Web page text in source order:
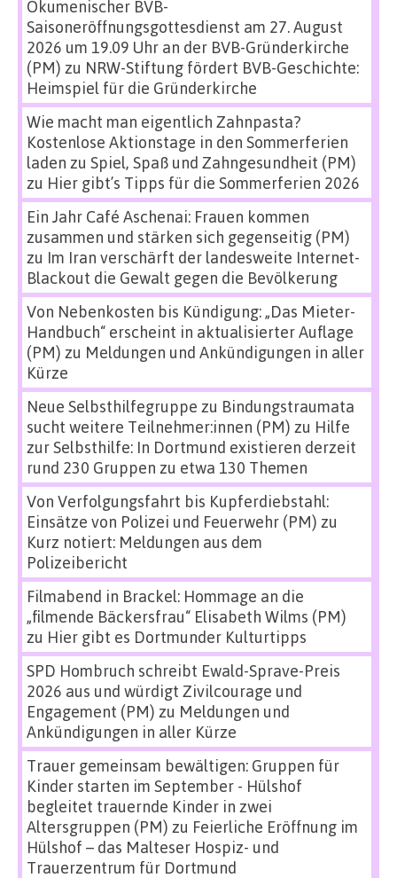
Ökumenischer BVB-
Saisoneröffnungsgottesdienst am 27. August
2026 um 19.09 Uhr an der BVB-Gründerkirche
(PM) zu NRW-Stiftung fördert BVB-Geschichte:
Heimspiel für die Gründerkirche
Wie macht man eigentlich Zahnpasta?
Kostenlose Aktionstage in den Sommerferien
laden zu Spiel, Spaß und Zahngesundheit (PM)
zu Hier gibt’s Tipps für die Sommerferien 2026
Ein Jahr Café Aschenai: Frauen kommen
zusammen und stärken sich gegenseitig (PM)
zu Im Iran verschärft der landesweite Internet-
Blackout die Gewalt gegen die Bevölkerung
Von Nebenkosten bis Kündigung: „Das Mieter-
Handbuch“ erscheint in aktualisierter Auflage
(PM) zu Meldungen und Ankündigungen in aller
Kürze
Neue Selbsthilfegruppe zu Bindungstraumata
sucht weitere Teilnehmer:innen (PM) zu Hilfe
zur Selbsthilfe: In Dortmund existieren derzeit
rund 230 Gruppen zu etwa 130 Themen
Von Verfolgungsfahrt bis Kupferdiebstahl:
Einsätze von Polizei und Feuerwehr (PM) zu
Kurz notiert: Meldungen aus dem
Polizeibericht
Filmabend in Brackel: Hommage an die
„filmende Bäckersfrau“ Elisabeth Wilms (PM)
zu Hier gibt es Dortmunder Kulturtipps
SPD Hombruch schreibt Ewald-Sprave-Preis
2026 aus und würdigt Zivilcourage und
Engagement (PM) zu Meldungen und
Ankündigungen in aller Kürze
Trauer gemeinsam bewältigen: Gruppen für
Kinder starten im September - Hülshof
begleitet trauernde Kinder in zwei
Altersgruppen (PM) zu Feierliche Eröffnung im
Hülshof – das Malteser Hospiz- und
Trauerzentrum für Dortmund